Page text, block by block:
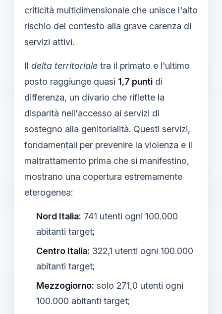
criticità multidimensionale che unisce l'alto
rischio del contesto alla grave carenza di
servizi attivi.
Il delta territoriale tra il primato e l'ultimo
posto raggiunge quasi 1,7 punti di
differenza, un divario che riflette la
disparità nell'accesso ai servizi di
sostegno alla genitorialità. Questi servizi,
fondamentali per prevenire la violenza e il
maltrattamento prima che si manifestino,
mostrano una copertura estremamente
eterogenea:
Nord Italia: 741 utenti ogni 100.000
abitanti target;
Centro Italia: 322,1 utenti ogni 100.000
abitanti target;
Mezzogiorno: solo 271,0 utenti ogni
100.000 abitanti target;